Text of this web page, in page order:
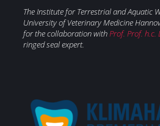
The Institute for Terrestrial and Aquatic
University of Veterinary Medicine
for thecollaboration withProf. Prof. h.c.
ringed seal expert.